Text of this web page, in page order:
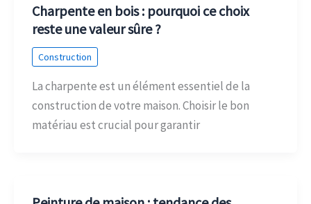
Charpente en bois : pourquoi ce choix
reste une valeur sûre ?
Construction
La charpente est un élément essentiel de la
construction de votre maison. Choisir le bon
matériau est crucial pour garantir